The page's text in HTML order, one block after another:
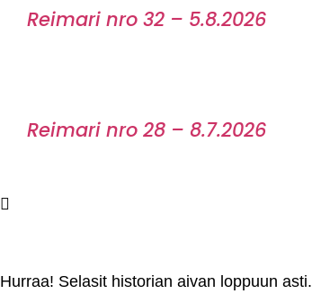
Reimari nro 32 – 5.8.2026
Reimari nro 28 – 8.7.2026
Hurraa! Selasit historian aivan loppuun asti.